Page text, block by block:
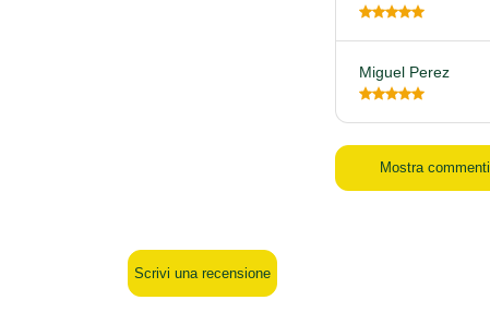
Miguel Perez
Mostra commenti
Scrivi una recensione